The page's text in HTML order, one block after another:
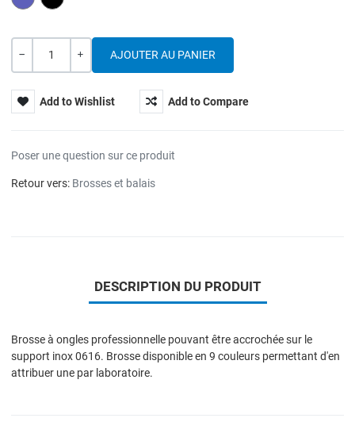
Quantité
Add to Wishlist Add to Compare
Poser une question sur ce produit
Retour vers: Brosses et balais
DESCRIPTION DU PRODUIT
Brosse à ongles professionnelle pouvant être accrochée sur le
support inox 0616. Brosse disponible en 9 couleurs permettant d'en
attribuer une par laboratoire.